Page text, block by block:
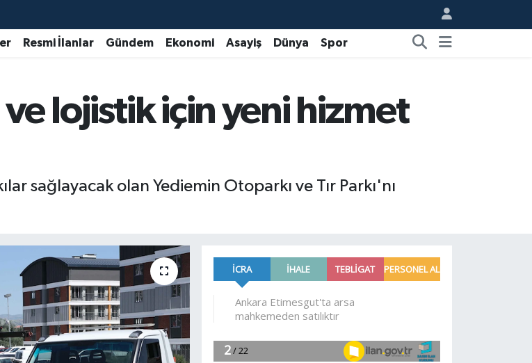
Resmi İlanlar Gündem Ekonomi Asayiş Dünya Spor
lojistik için yeni hizmet
sağlayacak olan Yediemin Otoparkı ve Tır Parkı'nı